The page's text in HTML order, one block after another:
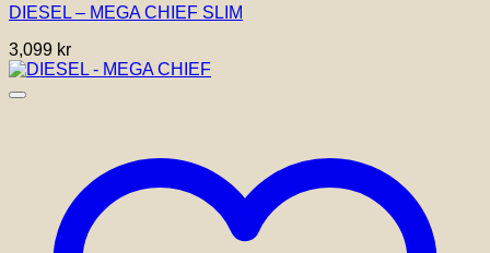
DIESEL – MEGA CHIEF SLIM
3,099 kr